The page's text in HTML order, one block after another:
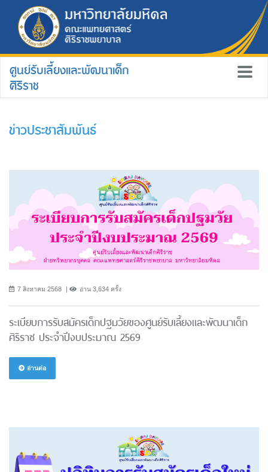
ศูนย์รับเลี้ยงและพัฒนาเด็ก
ศิริราช
ข่าวประชาสัมพันธ์
7 สิงหาคม 2568 อ่าน 3,634 ครั้ง
ระเบียบการรับสมัครเด็กปฐมวัยของศูนย์รับเลี้ยงและพัฒนาเด็ก
ศิริราช ประจำปีงบประมาณ 2569
อ่านต่อ